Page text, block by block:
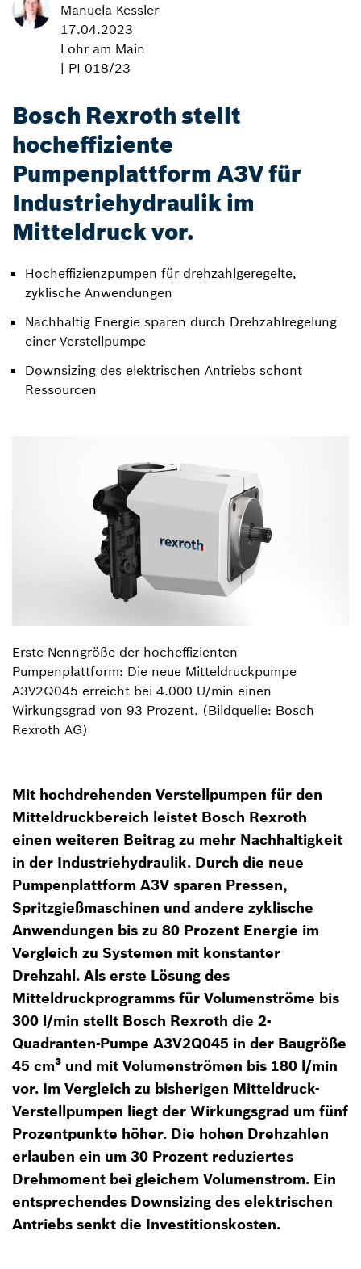
Manuela Kessler
17.04.2023
Lohr am Main
| PI 018/23
Bosch Rexroth stellt
hocheffiziente
Pumpenplattform A3V für
Industriehydraulik im
Mitteldruck vor.
Hocheffizienzpumpen für drehzahlgeregelte,
zyklische Anwendungen
Nachhaltig Energie sparen durch Drehzahlregelung
einer Verstellpumpe
Downsizing des elektrischen Antriebs schont
Ressourcen
Erste Nenngröße der hocheffizienten
Pumpenplattform: Die neue Mitteldruckpumpe
A3V2Q045 erreicht bei 4.000 U/min einen
Wirkungsgrad von 93 Prozent. (Bildquelle: Bosch
Rexroth AG)
Mit hochdrehenden Verstellpumpen für den
Mitteldruckbereich leistet Bosch Rexroth
einen weiteren Beitrag zu mehr Nachhaltigkeit
in der Industriehydraulik. Durch die neue
Pumpenplattform A3V sparen Pressen,
Spritzgießmaschinen und andere zyklische
Anwendungen bis zu 80 Prozent Energie im
Vergleich zu Systemen mit konstanter
Drehzahl. Als erste Lösung des
Mitteldruckprogramms für Volumenströme bis
300 l/min stellt Bosch Rexroth die 2-
Quadranten-Pumpe A3V2Q045 in der Baugröße
45 cm³ und mit Volumenströmen bis 180 l/min
vor. Im Vergleich zu bisherigen Mitteldruck-
Verstellpumpen liegt der Wirkungsgrad um fünf
Prozentpunkte höher. Die hohen Drehzahlen
erlauben ein um 30 Prozent reduziertes
Drehmoment bei gleichem Volumenstrom. Ein
entsprechendes Downsizing des elektrischen
Antriebs senkt die Investitionskosten.